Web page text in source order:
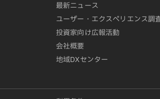
最新ニュース
ユーザー・エクスペリエンス調
投資家向け広報活動
会社概要
地域DXセンター